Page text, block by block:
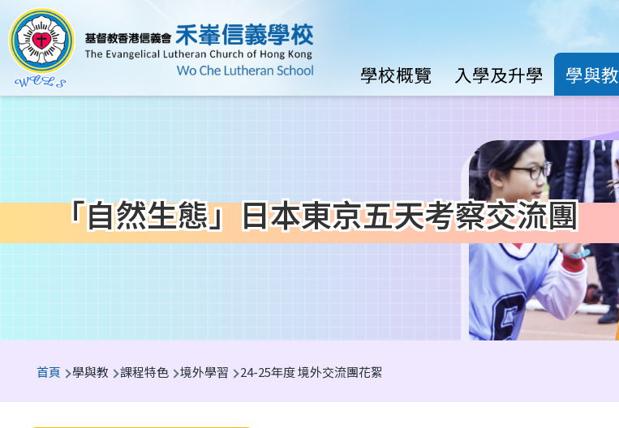
移至主內容
Main
navigation
學校概覽 入學及升學 學與教
「自然生態」日本東京五天考察交流團
導
航
連
首頁 學與教 課程特色 境外學習 24-25年度 境外交流團花絮